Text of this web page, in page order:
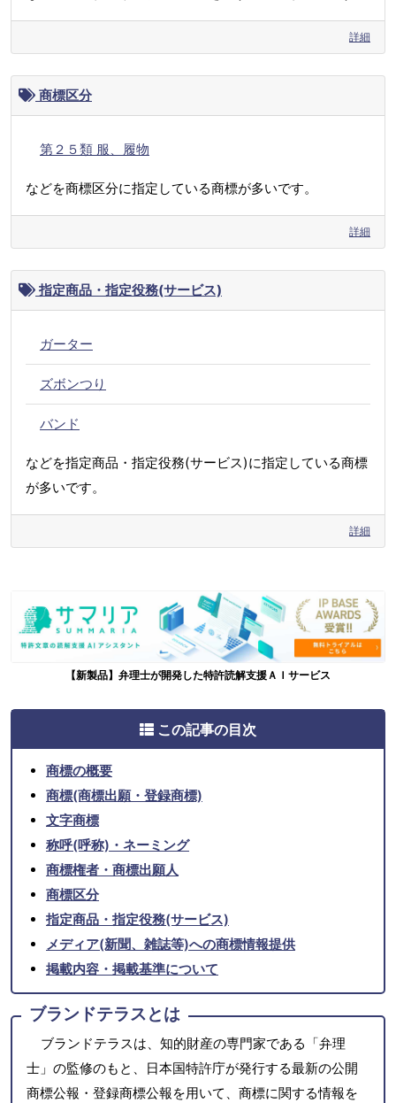
詳細
商標区分
第２５類 服、履物
などを商標区分に指定している商標が多いです。
詳細
指定商品・指定役務(サービス)
ガーター
ズボンつり
バンド
などを指定商品・指定役務(サービス)に指定している商標
が多いです。
詳細
【新製品】弁理士が開発した特許読解支援ＡＩサービス
この記事の目次
商標の概要
商標(商標出願・登録商標)
文字商標
称呼(呼称)・ネーミング
商標権者・商標出願人
商標区分
指定商品・指定役務(サービス)
メディア(新聞、雑誌等)への商標情報提供
掲載内容・掲載基準について
ブランドテラスとは
ブランドテラスは、知的財産の専門家である「弁理
士」の監修のもと、日本国特許庁が発行する最新の公開
商標公報・登録商標公報を用いて、商標に関する情報を